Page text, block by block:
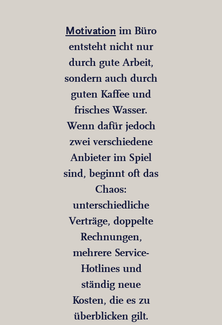
Motivation im Büro
entsteht nicht nur
durch gute Arbeit,
sondern auch durch
guten Kaffee und
frisches Wasser.
Wenn dafür jedoch
zwei verschiedene
Anbieter im Spiel
sind, beginnt oft das
Chaos:
unterschiedliche
Verträge, doppelte
Rechnungen,
mehrere Service-
Hotlines und
ständig neue
Kosten, die es zu
überblicken gilt.